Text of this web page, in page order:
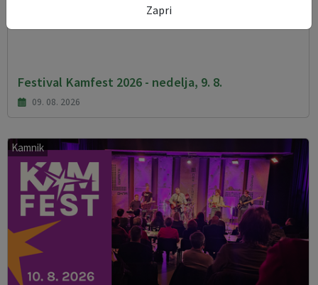
Festival Kamfest 2026 - nedelja, 9. 8.
09. 08. 2026
Kamnik
Zapri